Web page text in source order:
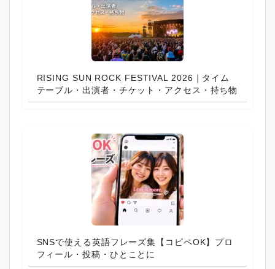
RISING SUN ROCK FESTIVAL 2026｜タイム
テーブル・出演者・チケット・アクセス・持ち物
SNSで使える英語フレーズ集【コピペOK】プロ
フィール・投稿・ひとことに